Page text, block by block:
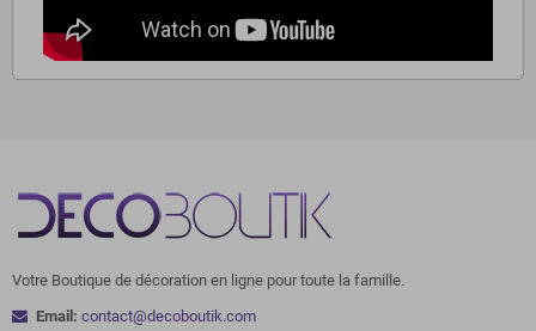
Votre Boutique de décoration en ligne pour toute la famille.
Email: contact@decoboutik.com